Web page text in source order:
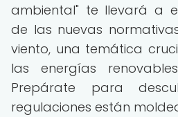
ambiental" te llevará a
de las nuevas
viento, una temática
las energías
Prepárate para
regulaciones están